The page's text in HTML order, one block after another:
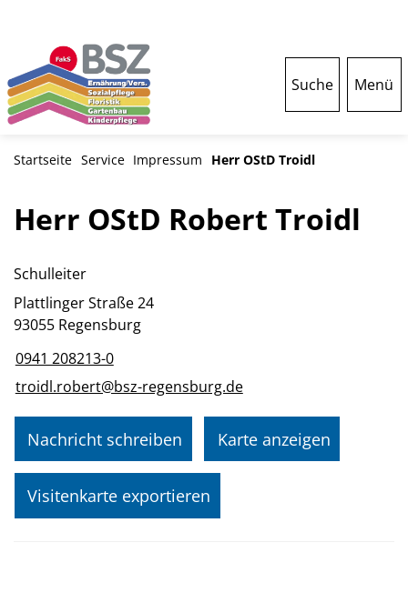
Suche Menü
Startseite Service Impressum Herr OStD Troidl
Herr OStD Robert Troidl
Schulleiter
Plattlinger Straße 24
93055 Regensburg
0941 208213-0
troidl.robert@bsz-regensburg.de
Nachricht schreiben Karte anzeigen
Visitenkarte exportieren